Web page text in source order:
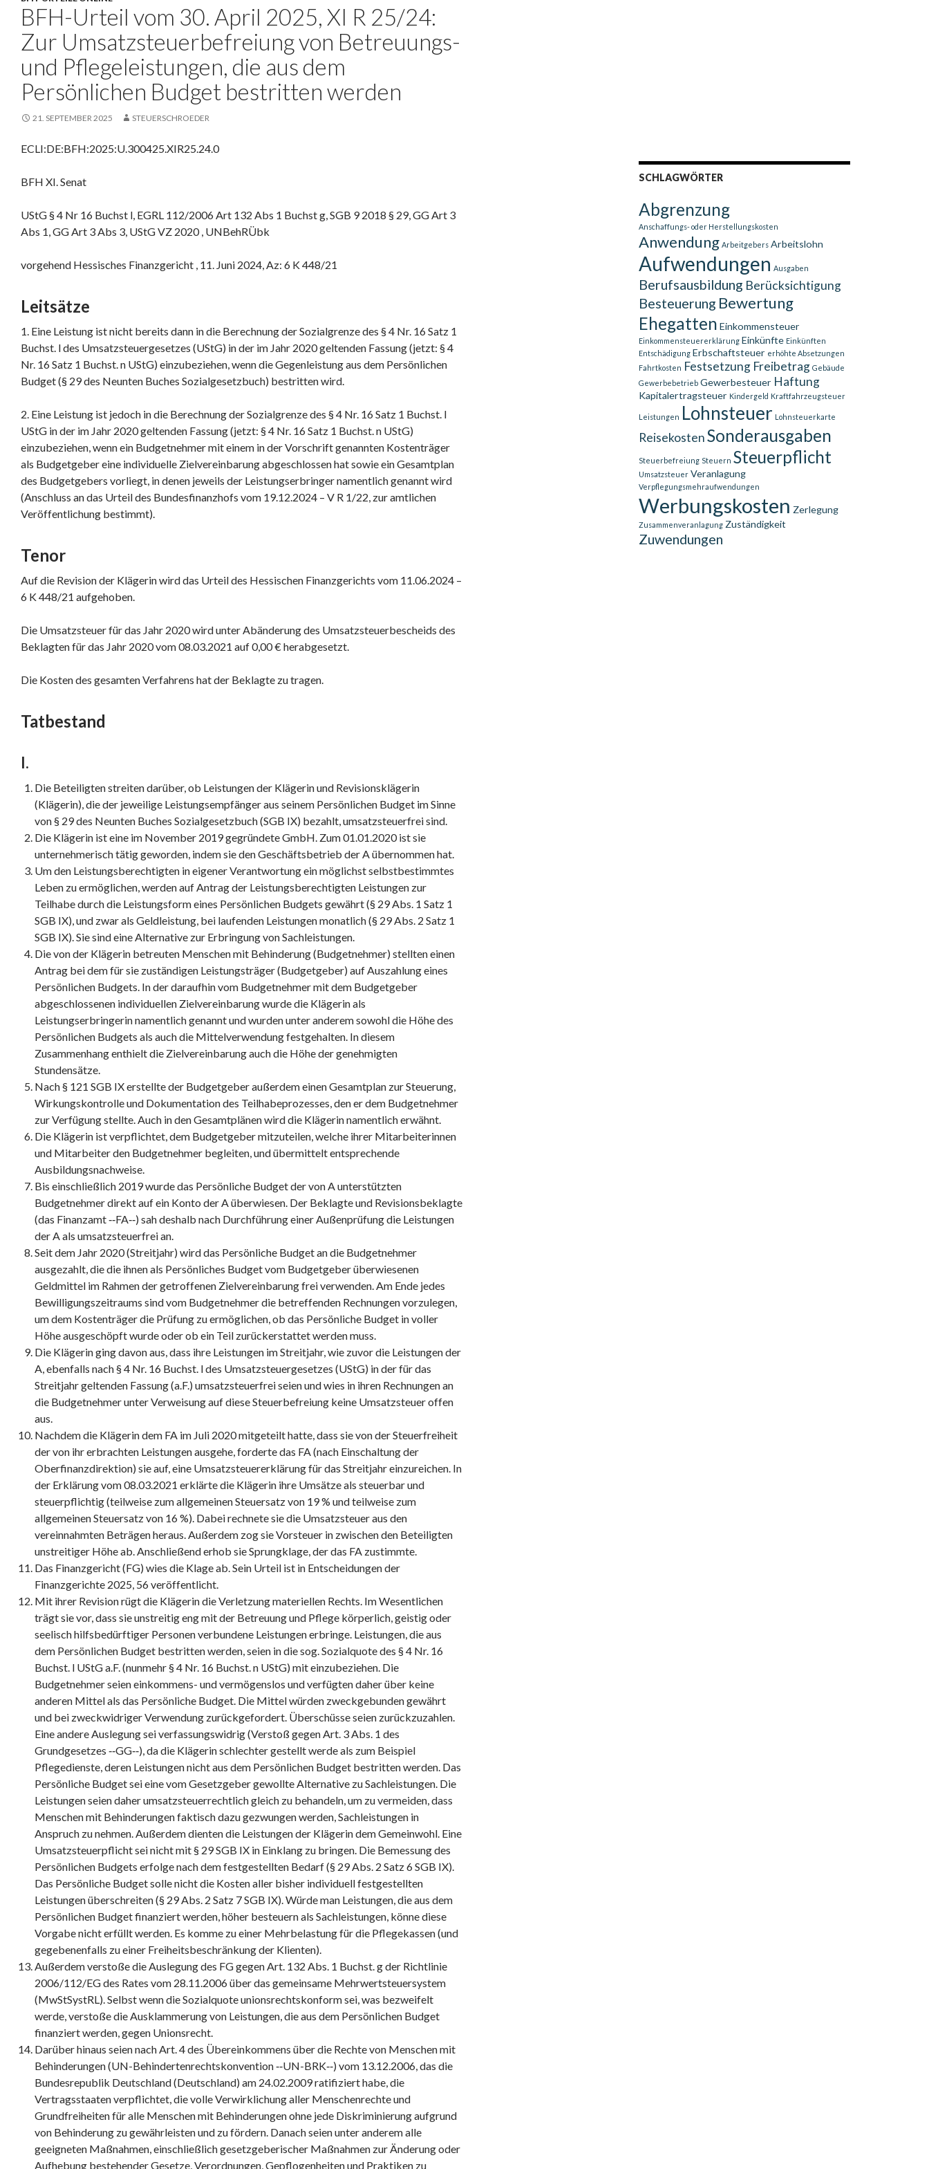
BFH-Urteil vom 30. April 2025, XI R 25/24:
Zur Umsatzsteuerbefreiung von Betreuungs-
und Pflegeleistungen, die aus dem
Persönlichen Budget bestritten werden
21. SEPTEMBER 2025 STEUERSCHROEDER
ECLI:DE:BFH:2025:U.300425.XIR25.24.0
BFH XI. Senat
UStG § 4 Nr 16 Buchst l, EGRL 112/2006 Art 132 Abs 1 Buchst g, SGB 9 2018 § 29, GG Art 3
Abs 1, GG Art 3 Abs 3, UStG VZ 2020 , UNBehRÜbk
vorgehend Hessisches Finanzgericht , 11. Juni 2024, Az: 6 K 448/21
Leitsätze
1. Eine Leistung ist nicht bereits dann in die Berechnung der Sozialgrenze des § 4 Nr. 16 Satz 1
Buchst. l des Umsatzsteuergesetzes (UStG) in der im Jahr 2020 geltenden Fassung (jetzt: § 4
Nr. 16 Satz 1 Buchst. n UStG) einzubeziehen, wenn die Gegenleistung aus dem Persönlichen
Budget (§ 29 des Neunten Buches Sozialgesetzbuch) bestritten wird.
2. Eine Leistung ist jedoch in die Berechnung der Sozialgrenze des § 4 Nr. 16 Satz 1 Buchst. l
UStG in der im Jahr 2020 geltenden Fassung (jetzt: § 4 Nr. 16 Satz 1 Buchst. n UStG)
einzubeziehen, wenn ein Budgetnehmer mit einem in der Vorschrift genannten Kostenträger
als Budgetgeber eine individuelle Zielvereinbarung abgeschlossen hat sowie ein Gesamtplan
des Budgetgebers vorliegt, in denen jeweils der Leistungserbringer namentlich genannt wird
(Anschluss an das Urteil des Bundesfinanzhofs vom 19.12.2024 – V R 1/22, zur amtlichen
Veröffentlichung bestimmt).
Tenor
Auf die Revision der Klägerin wird das Urteil des Hessischen Finanzgerichts vom 11.06.2024 –
6 K 448/21 aufgehoben.
Die Umsatzsteuer für das Jahr 2020 wird unter Abänderung des Umsatzsteuerbescheids des
Beklagten für das Jahr 2020 vom 08.03.2021 auf 0,00 € herabgesetzt.
Die Kosten des gesamten Verfahrens hat der Beklagte zu tragen.
Tatbestand
I.
Die Beteiligten streiten darüber, ob Leistungen der Klägerin und Revisionsklägerin
(Klägerin), die der jeweilige Leistungsempfänger aus seinem Persönlichen Budget im Sinne
von § 29 des Neunten Buches Sozialgesetzbuch (SGB IX) bezahlt, umsatzsteuerfrei sind.
Die Klägerin ist eine im November 2019 gegründete GmbH. Zum 01.01.2020 ist sie
unternehmerisch tätig geworden, indem sie den Geschäftsbetrieb der A übernommen hat.
Um den Leistungsberechtigten in eigener Verantwortung ein möglichst selbstbestimmtes
Leben zu ermöglichen, werden auf Antrag der Leistungsberechtigten Leistungen zur
Teilhabe durch die Leistungsform eines Persönlichen Budgets gewährt (§ 29 Abs. 1 Satz 1
SGB IX), und zwar als Geldleistung, bei laufenden Leistungen monatlich (§ 29 Abs. 2 Satz 1
SGB IX). Sie sind eine Alternative zur Erbringung von Sachleistungen.
Die von der Klägerin betreuten Menschen mit Behinderung (Budgetnehmer) stellten einen
Antrag bei dem für sie zuständigen Leistungsträger (Budgetgeber) auf Auszahlung eines
Persönlichen Budgets. In der daraufhin vom Budgetnehmer mit dem Budgetgeber
abgeschlossenen individuellen Zielvereinbarung wurde die Klägerin als
Leistungserbringerin namentlich genannt und wurden unter anderem sowohl die Höhe des
Persönlichen Budgets als auch die Mittelverwendung festgehalten. In diesem
Zusammenhang enthielt die Zielvereinbarung auch die Höhe der genehmigten
Stundensätze.
Nach § 121 SGB IX erstellte der Budgetgeber außerdem einen Gesamtplan zur Steuerung,
Wirkungskontrolle und Dokumentation des Teilhabeprozesses, den er dem Budgetnehmer
zur Verfügung stellte. Auch in den Gesamtplänen wird die Klägerin namentlich erwähnt.
Die Klägerin ist verpflichtet, dem Budgetgeber mitzuteilen, welche ihrer Mitarbeiterinnen
und Mitarbeiter den Budgetnehmer begleiten, und übermittelt entsprechende
Ausbildungsnachweise.
Bis einschließlich 2019 wurde das Persönliche Budget der von A unterstützten
Budgetnehmer direkt auf ein Konto der A überwiesen. Der Beklagte und Revisionsbeklagte
(das Finanzamt ‑‑FA‑‑) sah deshalb nach Durchführung einer Außenprüfung die Leistungen
der A als umsatzsteuerfrei an.
Seit dem Jahr 2020 (Streitjahr) wird das Persönliche Budget an die Budgetnehmer
ausgezahlt, die die ihnen als Persönliches Budget vom Budgetgeber überwiesenen
Geldmittel im Rahmen der getroffenen Zielvereinbarung frei verwenden. Am Ende jedes
Bewilligungszeitraums sind vom Budgetnehmer die betreffenden Rechnungen vorzulegen,
um dem Kostenträger die Prüfung zu ermöglichen, ob das Persönliche Budget in voller
Höhe ausgeschöpft wurde oder ob ein Teil zurückerstattet werden muss.
Die Klägerin ging davon aus, dass ihre Leistungen im Streitjahr, wie zuvor die Leistungen der
A, ebenfalls nach § 4 Nr. 16 Buchst. l des Umsatzsteuergesetzes (UStG) in der für das
Streitjahr geltenden Fassung (a.F.) umsatzsteuerfrei seien und wies in ihren Rechnungen an
die Budgetnehmer unter Verweisung auf diese Steuerbefreiung keine Umsatzsteuer offen
aus.
Nachdem die Klägerin dem FA im Juli 2020 mitgeteilt hatte, dass sie von der Steuerfreiheit
der von ihr erbrachten Leistungen ausgehe, forderte das FA (nach Einschaltung der
Oberfinanzdirektion) sie auf, eine Umsatzsteuererklärung für das Streitjahr einzureichen. In
der Erklärung vom 08.03.2021 erklärte die Klägerin ihre Umsätze als steuerbar und
steuerpflichtig (teilweise zum allgemeinen Steuersatz von 19 % und teilweise zum
allgemeinen Steuersatz von 16 %). Dabei rechnete sie die Umsatzsteuer aus den
vereinnahmten Beträgen heraus. Außerdem zog sie Vorsteuer in zwischen den Beteiligten
unstreitiger Höhe ab. Anschließend erhob sie Sprungklage, der das FA zustimmte.
Das Finanzgericht (FG) wies die Klage ab. Sein Urteil ist in Entscheidungen der
Finanzgerichte 2025, 56 veröffentlicht.
Mit ihrer Revision rügt die Klägerin die Verletzung materiellen Rechts. Im Wesentlichen
trägt sie vor, dass sie unstreitig eng mit der Betreuung und Pflege körperlich, geistig oder
seelisch hilfsbedürftiger Personen verbundene Leistungen erbringe. Leistungen, die aus
dem Persönlichen Budget bestritten werden, seien in die sog. Sozialquote des § 4 Nr. 16
Buchst. l UStG a.F. (nunmehr § 4 Nr. 16 Buchst. n UStG) mit einzubeziehen. Die
Budgetnehmer seien einkommens- und vermögenslos und verfügten daher über keine
anderen Mittel als das Persönliche Budget. Die Mittel würden zweckgebunden gewährt
und bei zweckwidriger Verwendung zurückgefordert. Überschüsse seien zurückzuzahlen.
Eine andere Auslegung sei verfassungswidrig (Verstoß gegen Art. 3 Abs. 1 des
Grundgesetzes ‑‑GG‑‑), da die Klägerin schlechter gestellt werde als zum Beispiel
Pflegedienste, deren Leistungen nicht aus dem Persönlichen Budget bestritten werden. Das
Persönliche Budget sei eine vom Gesetzgeber gewollte Alternative zu Sachleistungen. Die
Leistungen seien daher umsatzsteuerrechtlich gleich zu behandeln, um zu vermeiden, dass
Menschen mit Behinderungen faktisch dazu gezwungen werden, Sachleistungen in
Anspruch zu nehmen. Außerdem dienten die Leistungen der Klägerin dem Gemeinwohl. Eine
Umsatzsteuerpflicht sei nicht mit § 29 SGB IX in Einklang zu bringen. Die Bemessung des
Persönlichen Budgets erfolge nach dem festgestellten Bedarf (§ 29 Abs. 2 Satz 6 SGB IX).
Das Persönliche Budget solle nicht die Kosten aller bisher individuell festgestellten
Leistungen überschreiten (§ 29 Abs. 2 Satz 7 SGB IX). Würde man Leistungen, die aus dem
Persönlichen Budget finanziert werden, höher besteuern als Sachleistungen, könne diese
Vorgabe nicht erfüllt werden. Es komme zu einer Mehrbelastung für die Pflegekassen (und
gegebenenfalls zu einer Freiheitsbeschränkung der Klienten).
Außerdem verstoße die Auslegung des FG gegen Art. 132 Abs. 1 Buchst. g der Richtlinie
2006/112/EG des Rates vom 28.11.2006 über das gemeinsame Mehrwertsteuersystem
(MwStSystRL). Selbst wenn die Sozialquote unionsrechtskonform sei, was bezweifelt
werde, verstoße die Ausklammerung von Leistungen, die aus dem Persönlichen Budget
finanziert werden, gegen Unionsrecht.
Darüber hinaus seien nach Art. 4 des Übereinkommens über die Rechte von Menschen mit
Behinderungen (UN-Behindertenrechtskonvention ‑‑UN-BRK‑‑) vom 13.12.2006, das die
Bundesrepublik Deutschland (Deutschland) am 24.02.2009 ratifiziert habe, die
Vertragsstaaten verpflichtet, die volle Verwirklichung aller Menschenrechte und
Grundfreiheiten für alle Menschen mit Behinderungen ohne jede Diskriminierung aufgrund
von Behinderung zu gewährleisten und zu fördern. Danach seien unter anderem alle
geeigneten Maßnahmen, einschließlich gesetzgeberischer Maßnahmen zur Änderung oder
Aufhebung bestehender Gesetze, Verordnungen, Gepflogenheiten und Praktiken zu
SCHLAGWÖRTER
Abgrenzung
Anschaffungs- oder Herstellungskosten
Anwendung Arbeitgebers Arbeitslohn
Aufwendungen Ausgaben
Berufsausbildung Berücksichtigung
Besteuerung Bewertung
Ehegatten Einkommensteuer
Einkommensteuererklärung Einkünfte Einkünften
Entschädigung Erbschaftsteuer erhöhte Absetzungen
Fahrtkosten Festsetzung Freibetrag Gebäude
Gewerbebetrieb Gewerbesteuer Haftung
Kapitalertragsteuer Kindergeld Kraftfahrzeugsteuer
Leistungen Lohnsteuer Lohnsteuerkarte
ReisekostenSonderausgaben
Steuerbefreiung Steuern Steuerpflicht
Umsatzsteuer Veranlagung
Verpflegungsmehraufwendungen
Werbungskosten Zerlegung
Zusammenveranlagung Zuständigkeit
Zuwendungen